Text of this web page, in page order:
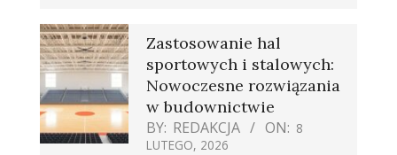
Zastosowanie hal
sportowych i stalowych:
Nowoczesne rozwiązania
w budownictwie
BY: REDAKCJA ON: 8
LUTEGO, 2026